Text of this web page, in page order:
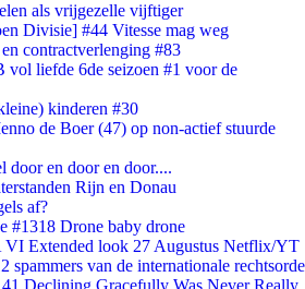
als vrijgezelle vijftiger
Divisie] #44 Vitesse mag weg
contractverlenging #83
liefde 6de seizoen #1 voor de
kinderen #30
de Boer (47) op non-actief stuurde
door en door en door....
Rijn en Donau
af?
#1318 Drone baby drone
Extended look 27 Augustus Netflix/YT
van de internationale rechtsorde
Declining Gracefully Was Never Really